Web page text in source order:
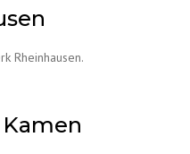
Rheinhausen.